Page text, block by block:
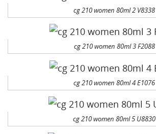
cg 210 women 80ml 2 V8338
cg 210 women 80ml 3 F2088
cg 210 women 80ml 4 E1076
cg 210 women 80ml 5 U8830